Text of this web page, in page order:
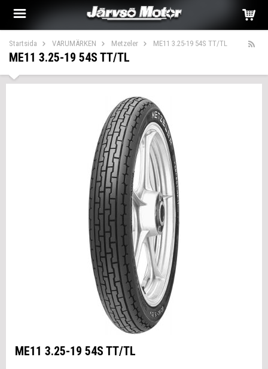
Startsida VARUMÄRKEN Metzeler ME11 3.25-19 54S TT/TL
ME11 3.25-19 54S TT/TL
ME11 3.25-19 54S TT/TL